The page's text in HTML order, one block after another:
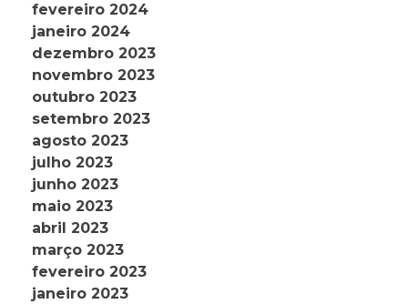
fevereiro 2024
janeiro 2024
dezembro 2023
novembro 2023
outubro 2023
setembro 2023
agosto 2023
julho 2023
junho 2023
maio 2023
abril 2023
março 2023
fevereiro 2023
janeiro 2023